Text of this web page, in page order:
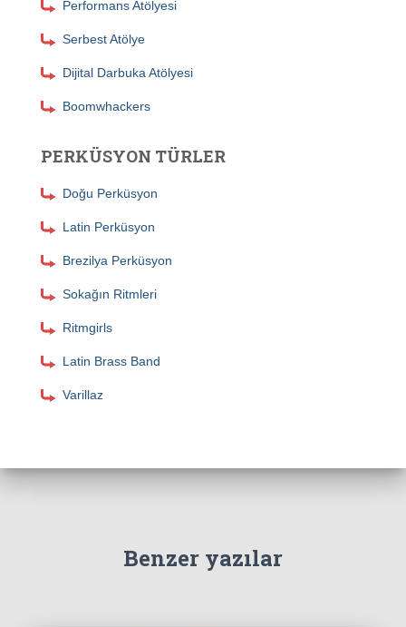
Performans Atölyesi
Serbest Atölye
Dijital Darbuka Atölyesi
Boomwhackers
PERKÜSYON TÜRLER
Doğu Perküsyon
Latin Perküsyon
Brezilya Perküsyon
Sokağın Ritmleri
Ritmgirls
Latin Brass Band
Varillaz
Benzer yazılar